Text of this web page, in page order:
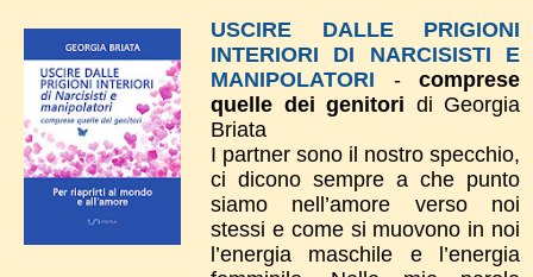
USCIRE DALLE PRIGIONI
INTERIORI DI NARCISISTI E
MANIPOLATORI
- comprese
quelle dei genitori di Georgia
Briata
I partner sono il nostro specchio,
ci dicono sempre a che punto
siamo nell’amore verso noi
stessi e come si muovono in noi
l’energia maschile e l’energia